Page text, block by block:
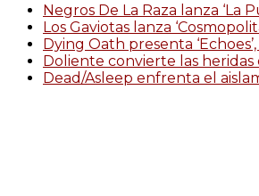
Negros De La Raza lanza
Los Gaviotas lanza
Dying Oath presenta
Doliente convierte las heridas
Dead/Asleep enfrenta el